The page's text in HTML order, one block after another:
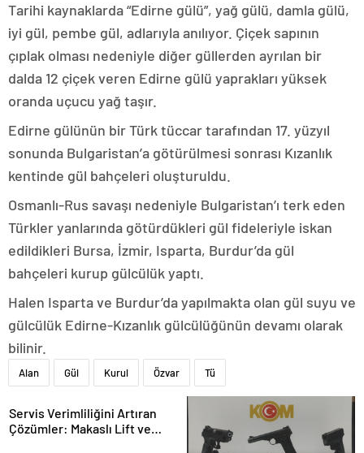
Tarihi kaynaklarda “Edirne gülü”, yağ gülü, damla gülü,
iyi gül, pembe gül, adlarıyla anılıyor. Çiçek sapının
çıplak olması nedeniyle diğer güllerden ayrılan bir
dalda 12 çiçek veren Edirne gülü yaprakları yüksek
oranda uçucu yağ taşır.
Edirne gülünün bir Türk tüccar tarafından 17. yüzyıl
sonunda Bulgaristan’a götürülmesi sonrası Kızanlık
kentinde gül bahçeleri oluşturuldu.
Osmanlı-Rus savaşı nedeniyle Bulgaristan’ı terk eden
Türkler yanlarında götürdükleri gül fideleriyle iskan
edildikleri Bursa, İzmir, Isparta, Burdur’da gül
bahçeleri kurup gülcülük yaptı.
Halen Isparta ve Burdur’da yapılmakta olan gül suyu ve
gülcülük Edirne-Kızanlık gülcülüğünün devamı olarak
bilinir.
Alan Gül Kurul Özvar Tü
Servis Verimliliğini Artıran
Çözümler: Makaslı Lift ve